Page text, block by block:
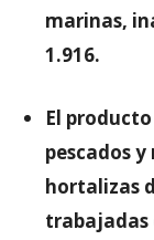
marinas,
1.916.
El
pescados
hortalizas
trabajadas